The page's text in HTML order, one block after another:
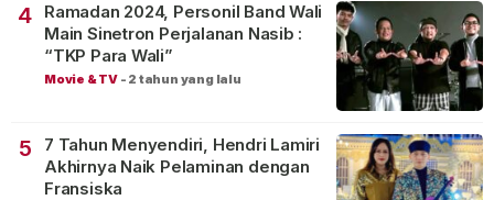
4
Ramadan 2024, Personil Band Wali
Main Sinetron Perjalanan Nasib :
“TKP Para Wali”
Movie & TV - 2 tahun yang lalu
5
7 Tahun Menyendiri, Hendri Lamiri
Akhirnya Naik Pelaminan dengan
Fransiska